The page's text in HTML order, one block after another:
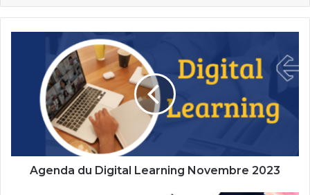
Learning
Novembre
Agenda du Digital Learning Novembre 2023